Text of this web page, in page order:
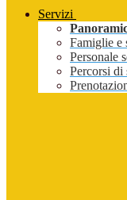
Servizi
Famiglie e
Personale
Percorsi di